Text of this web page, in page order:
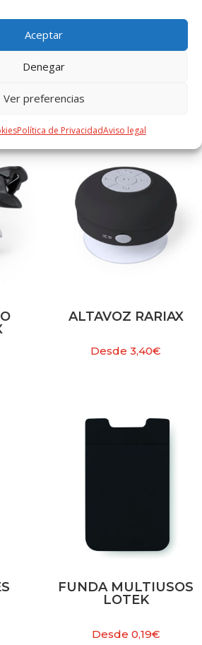
Aceptar
Denegar
Ver preferencias
Política de PrivacidadAviso legal
contaminantes.
RELACIONADOS
ALTAVOZ RARIAX
Desde3,40€
FUNDA MULTIUSOS
LOTEK
Desde 0,19€